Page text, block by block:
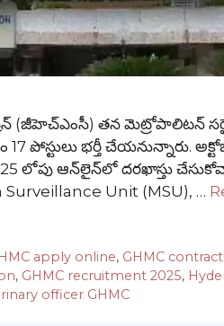
(జీహెచ్‌ఎంసీ) తన మెట్రోపాలిటన్
పోస్టులు భర్తీ చేయనున్నారు.
2025 లోపు ఆన్‌లైన్‌లో దరఖాస్తు
Unit (MSU), …
apply online, GHMC
, GHMC recruitment 2025,
officer GHMC